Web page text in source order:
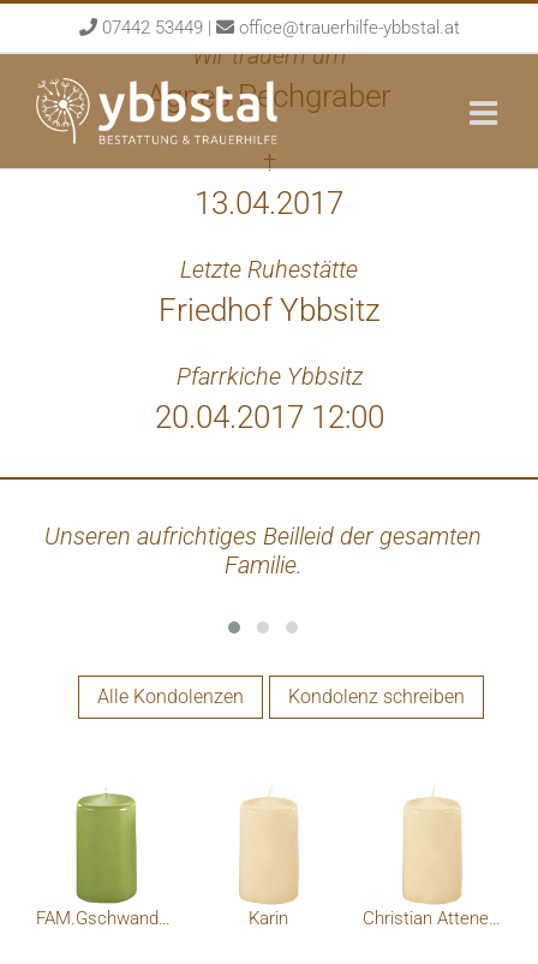
to
content
07442 53449| office@trauerhilfe-ybbstal.at
Wir trauern um
Agnes Pechgraber
†
13.04.2017
Letzte Ruhestätte
Friedhof Ybbsitz
Pfarrkiche Ybbsitz
20.04.2017 12:00
Unseren aufrichtiges Beilleid der gesamten
Familie.
Alle Kondolenzen Kondolenz schreiben
FAM.Gschwandnerr Karin Christian Atteneder